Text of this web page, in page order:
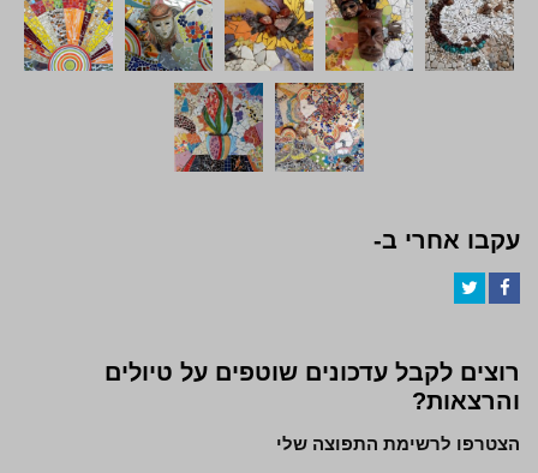
עקבו אחרי ב-
רוצים לקבל עדכונים שוטפים על טיולים
והרצאות?
הצטרפו לרשימת התפוצה שלי